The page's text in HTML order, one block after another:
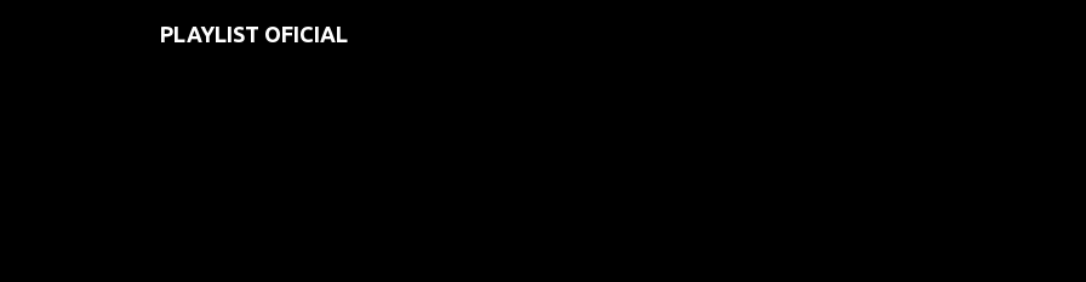
PLAYLIST OFICIAL